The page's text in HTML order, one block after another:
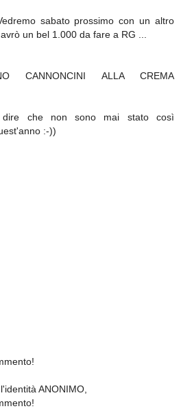
sabato prossimo con un altro
un bel 1.000 da fare a RG ...
CANNONCINI ALLA CREMA
che non sono mai stato così
:-))
ANONIMO,